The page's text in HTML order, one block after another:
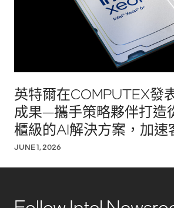
英特爾在COMPUTEX發
成果—攜手策略夥伴打造
櫃級的AI解決方案，加速
用
JUNE 1, 2026